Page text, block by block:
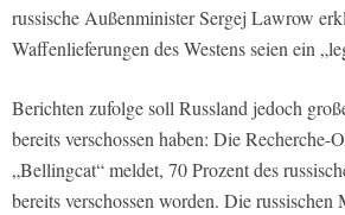
russische Außenminister Sergej Lawrow
Waffenlieferungen des Westens seien ein
Berichten zufolge soll Russland jedoch
bereits verschossen haben: Die Recherche-
„Bellingcat“ meldet, 70 Prozent des
bereits verschossen worden. Die